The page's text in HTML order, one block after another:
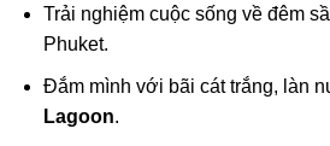
Trải nghiệm cuộc sống về đêm
Phuket.
Đắm mình với bãi cát trắng, làn
Lagoon.